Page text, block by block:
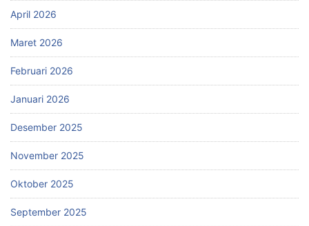
April 2026
Maret 2026
Februari 2026
Januari 2026
Desember 2025
November 2025
Oktober 2025
September 2025